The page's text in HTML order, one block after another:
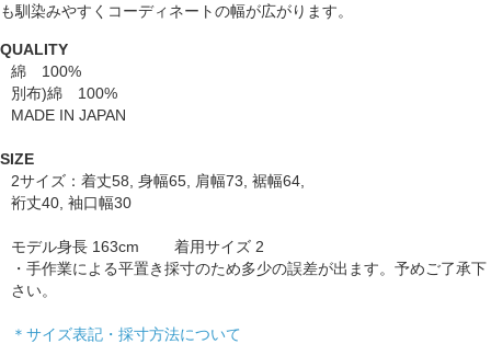
も馴染みやすくコーディネートの幅が広がります。
QUALITY
綿 100%
別布)綿 100%
MADE IN JAPAN
SIZE
2サイズ：着丈58, 身幅65, 肩幅73, 裾幅64,
裄丈40, 袖口幅30
モデル身長 163cm 着用サイズ 2
・手作業による平置き採寸のため多少の誤差が出ます。予めご了承下
さい。
＊サイズ表記・採寸方法について